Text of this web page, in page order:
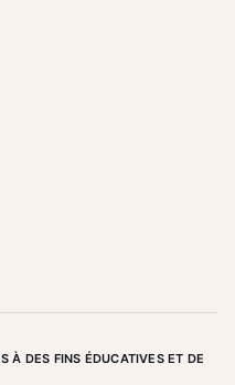
À DES FINS ÉDUCATIVES ET DE